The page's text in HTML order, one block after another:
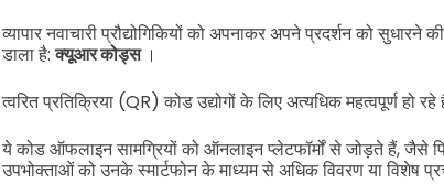
व्यापार नवाचारी प्रौद्योगिकियों को अपनाकर अपने प्रदर्शन को
डाला है:क्यूआर कोड्स ।
त्वरित प्रतिक्रिया (QR) कोड उद्योगों के लिए अत्यधिक महत्वपूर्ण हो
ये कोड ऑफलाइन सामग्रियों को ऑनलाइन प्लेटफॉर्मों से जोड़ते हैं, जैसे
उपभोक्ताओं को उनके स्मार्टफोन के माध्यम से अधिक विवरण या विशेष